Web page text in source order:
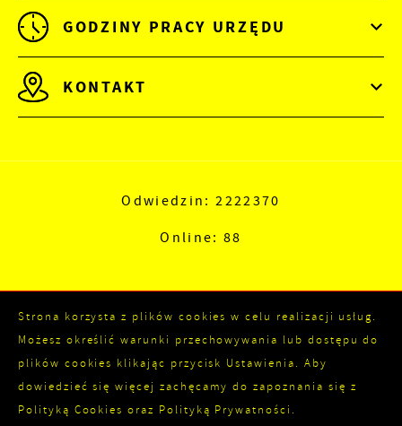
GODZINY PRACY URZĘDU
KONTAKT
Odwiedzin: 2222370
Online: 88
Copyright by kozienice.pl
Strona korzysta z plików cookies w celu realizacji usług.
Możesz określić warunki przechowywania lub dostępu do
plików cookies klikając przycisk Ustawienia. Aby
dowiedzieć się więcej zachęcamy do zapoznania się z
Polityką Cookies oraz Polityką Prywatności.